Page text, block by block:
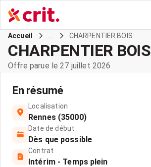
Accueil CHARPENTIER BOIS
CHARPENTIER BOIS
Offre parue le 27 juillet 2026
En résumé
Localisation
Rennes (35000)
Date de début
Dès que possible
Contrat
Intérim - Temps plein